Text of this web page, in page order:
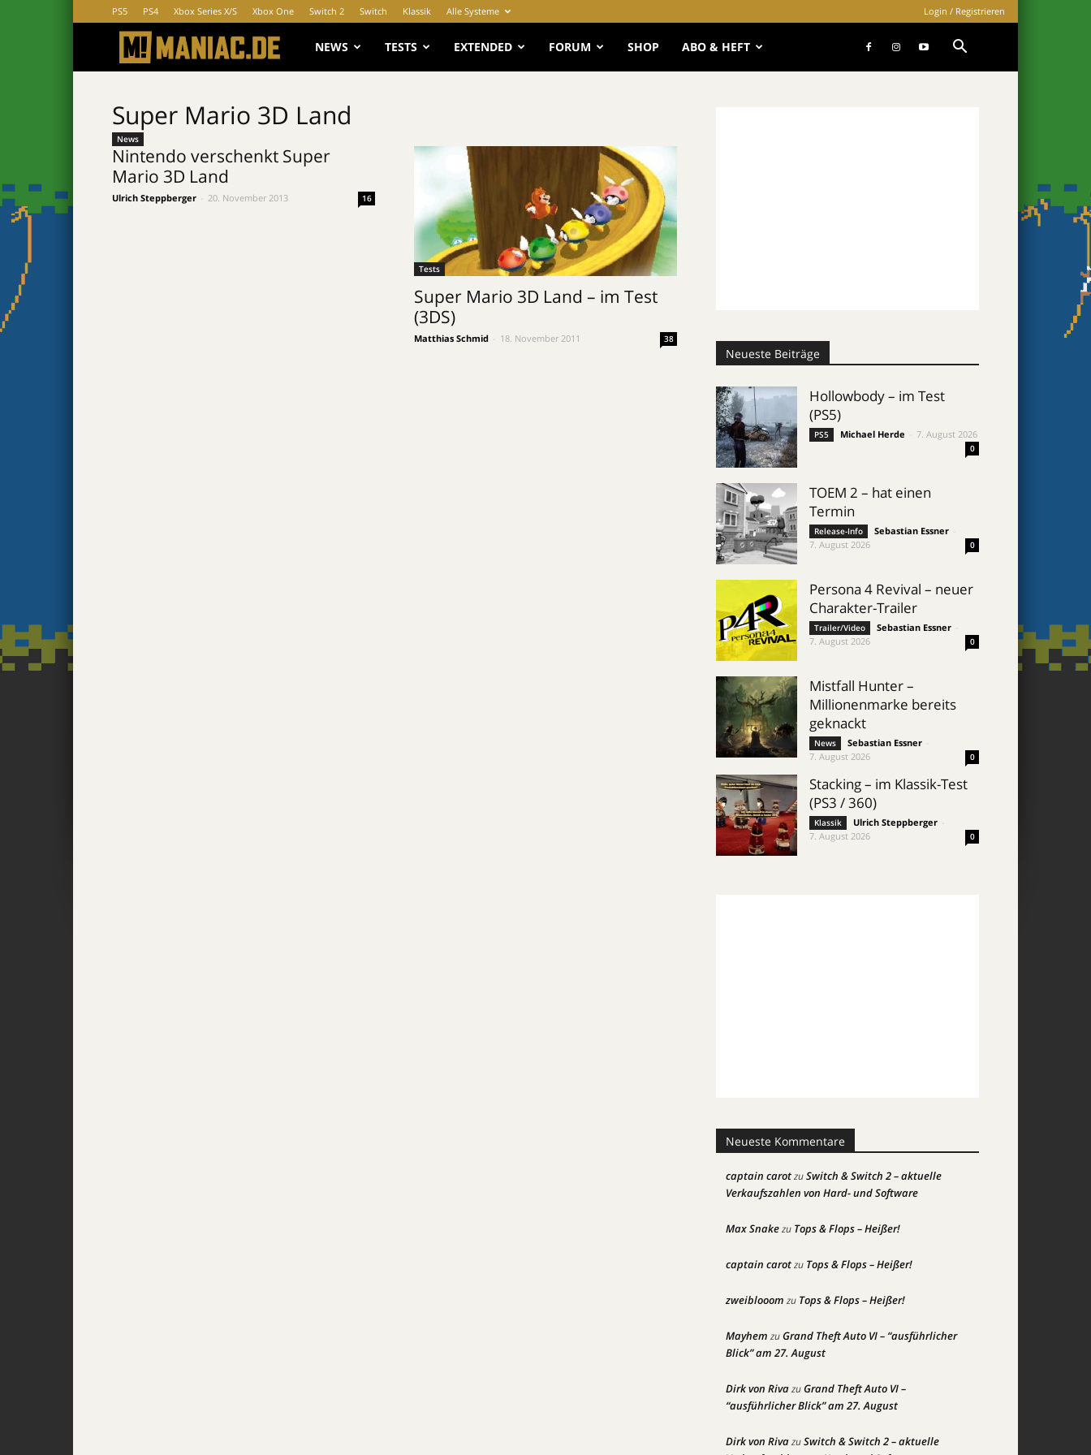
PS5 PS4 Xbox Series X/S Xbox One Switch 2 Switch Klassik Alle Systeme Login / Registrieren
MANIAC.de
NEWS TESTS EXTENDED FORUM SHOP ABO & HEFT
Super Mario 3D Land
News
Nintendo verschenkt Super
Mario 3D Land
Ulrich Steppberger 20. November 2013 16
Tests
Super Mario 3D Land – im Test
(3DS)
Matthias Schmid 18. November 2011 38
Neueste Beiträge
Hollowbody – im Test
(PS5)
PS5 Michael Herde 7. August 2026
0
TOEM 2 – hat einen
Termin
Release-Info Sebastian Essner
7. August 2026
0
Persona 4 Revival – neuer
Charakter-Trailer
Trailer/Video Sebastian Essner
7. August 2026
0
Mistfall Hunter –
Millionenmarke bereits
geknackt
News Sebastian Essner
7. August 2026
0
Stacking – im Klassik-Test
(PS3 / 360)
Klassik Ulrich Steppberger
7. August 2026
0
Neueste Kommentare
captain carotzuSwitch & Switch 2 – aktuelle
Verkaufszahlen von Hard- und Software
Max Snakezu Tops & Flops – Heißer!
captain carotzu Tops & Flops – Heißer!
zweiblooom zu Tops & Flops – Heißer!
Mayhem zuGrand Theft Auto VI – “ausführlicher
Blick” am 27. August
Dirk von RivazuGrand Theft Auto VI –
“ausführlicher Blick” am 27. August
Dirk von RivazuSwitch & Switch 2 – aktuelle